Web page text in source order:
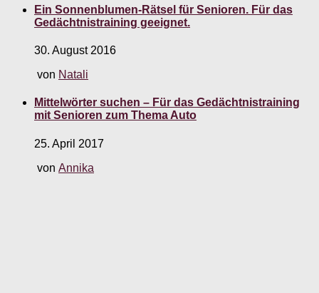
Ein Sonnenblumen-Rätsel für Senioren. Für das
Gedächtnistraining geeignet.
30. August 2016
von Natali
Mittelwörter suchen – Für das Gedächtnistraining
mit Senioren zum Thema Auto
25. April 2017
von Annika